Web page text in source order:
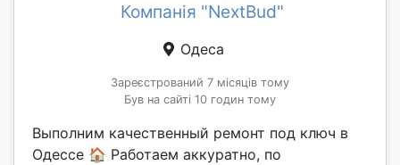
Компанія "NextBud"
Одеса
Зареєстрований 7 місяців тому
Був на сайті 10 годин тому
Выполним качественный ремонт под ключ в
Одессе 🏠 Работаем аккуратно, по